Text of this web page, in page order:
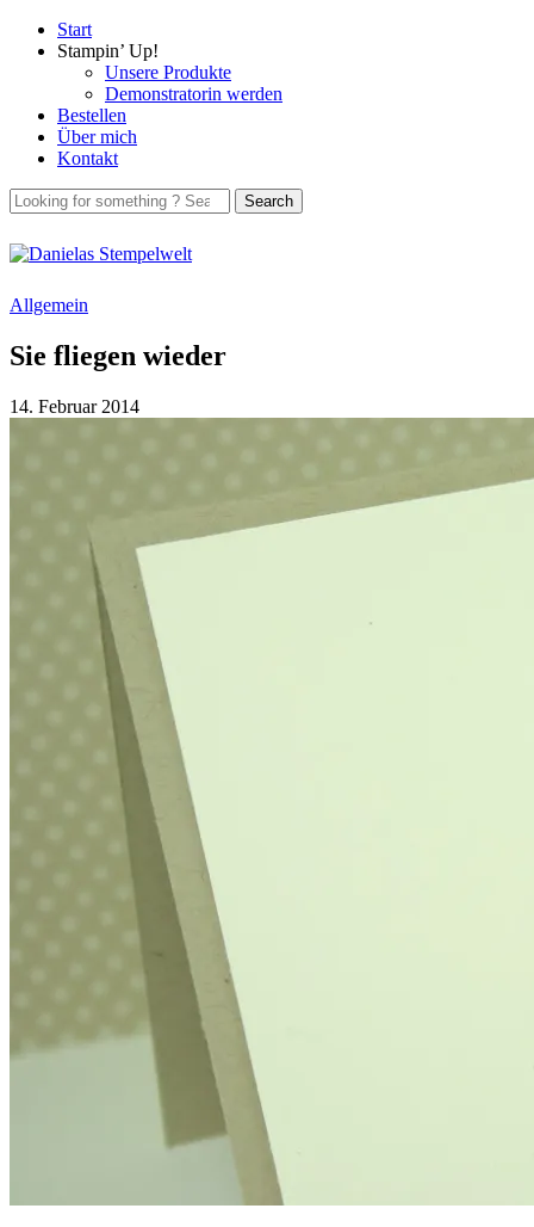
Start
Stampin’ Up!
Unsere Produkte
Demonstratorin werden
Bestellen
Über mich
Kontakt
Allgemein
Sie fliegen wieder
14. Februar 2014